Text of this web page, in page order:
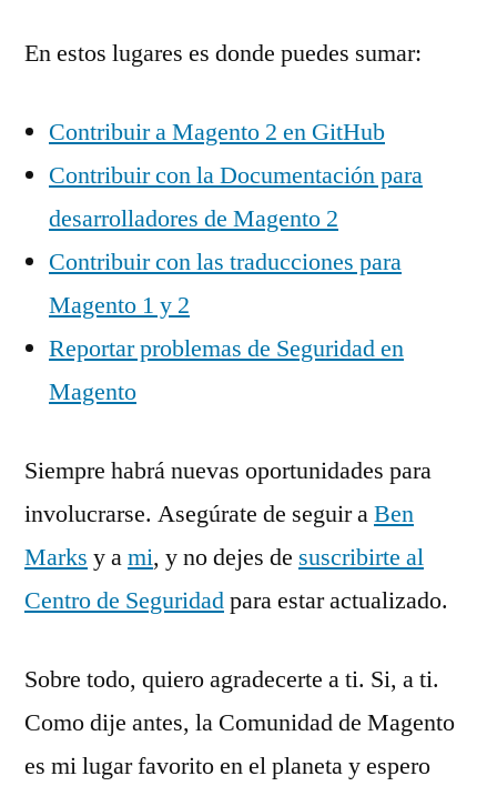
En estos lugares es donde puedes sumar:
Contribuir a Magento 2 en GitHub
Contribuir con la Documentación para
desarrolladores de Magento 2
Contribuir con las traducciones para
Magento 1 y 2
Reportar problemas de Seguridad en
Magento
Siempre habrá nuevas oportunidades para
involucrarse. Asegúrate de seguir aBen
Marks y ami, y no dejes de suscribirte al
Centro de Seguridadpara estar actualizado.
Sobre todo, quiero agradecerte a ti. Si, a ti.
Como dije antes, la Comunidad de Magento
es mi lugar favorito en el planeta y espero